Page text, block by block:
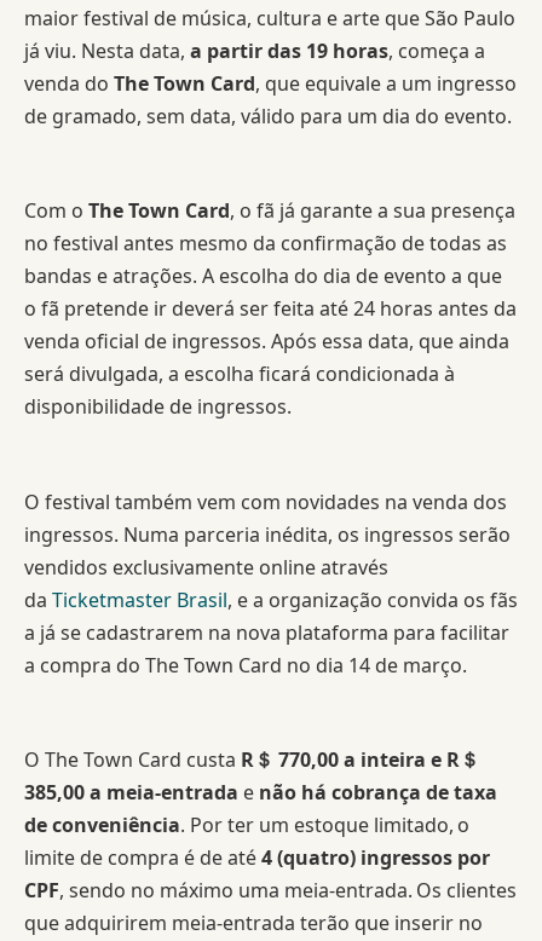
maior festival de música, cultura e arte que São Paulo
já viu. Nesta data, a partir das 19 horas, começa a
venda do The Town Card, que equivale a um ingresso
de gramado, sem data, válido para um dia do evento.
Com o The Town Card, o fã já garante a sua presença
no festival antes mesmo da confirmação de todas as
bandas e atrações. A escolha do dia de evento a que
o fã pretende ir deverá ser feita até 24 horas antes da
venda oficial de ingressos. Após essa data, que ainda
será divulgada, a escolha ficará condicionada à
disponibilidade de ingressos.
O festival também vem com novidades na venda dos
ingressos. Numa parceria inédita, os ingressos serão
vendidos exclusivamente online através
da Ticketmaster Brasil, e a organização convida os fãs
a já se cadastrarem na nova plataforma para facilitar
a compra do The Town Card no dia 14 de março.
O The Town Card custa R＄ 770,00 a inteira e R＄
385,00 a meia-entrada e não há cobrança de taxa
de conveniência. Por ter um estoque limitado, o
limite de compra é de até4 (quatro) ingressos por
CPF, sendo no máximo uma meia-entrada. Os clientes
que adquirirem meia-entrada terão que inserir no